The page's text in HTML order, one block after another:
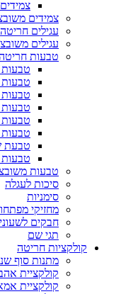
צמידים
עגילים חריטה
עגילים
טבעות
טבעת
טבעות
סיכות לעגלה
סימניות
מחזיקי
חבקים
תגי שם
קולקציות חריטה
מתנות סוף
קולקציית
קולקציית